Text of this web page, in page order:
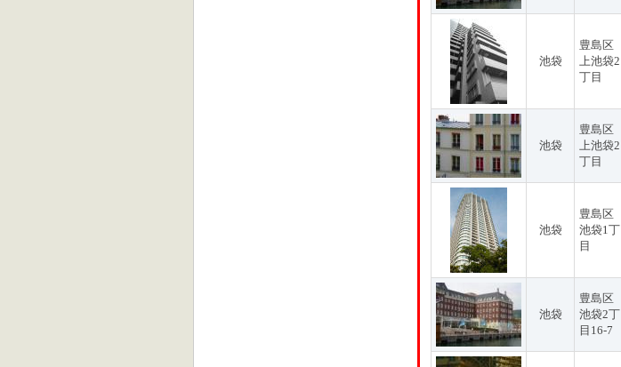
池袋
豊島区
上池袋2
丁目
池袋
豊島区
上池袋2
丁目
池袋
豊島区
池袋1丁
目
池袋
豊島区
池袋2丁
目16-7